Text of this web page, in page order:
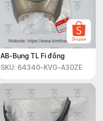
AB-Bụng TL Fi đồng
SKU: 64340-KVG-A30ZE